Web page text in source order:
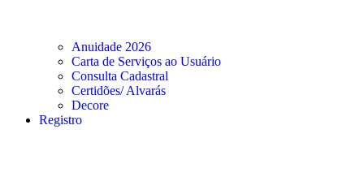
Anuidade 2026
Carta de Serviços ao Usuário
Consulta Cadastral
Certidões/ Alvarás
Decore
Registro